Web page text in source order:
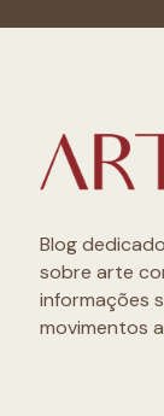
Blog
sobre arte
informações
movimentos